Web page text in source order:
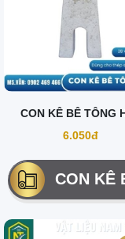
CON KÊ BÊ TÔNG
6.050đ
CON KÊ